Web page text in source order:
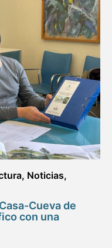
, Noticias,
Cueva de
con una